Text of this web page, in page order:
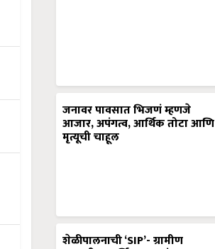
जनावर पावसात भिजणं म्हणजे
आजार, अपंगत्व, आर्थिक तोटा आणि
मृत्यूची चाहूल
शेळीपालनाची ‘SIP’- ग्रामीण